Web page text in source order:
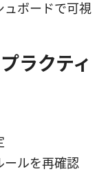
ュボードで可視
ラクティ
ールを再確認